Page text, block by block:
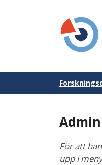
För att
upp i